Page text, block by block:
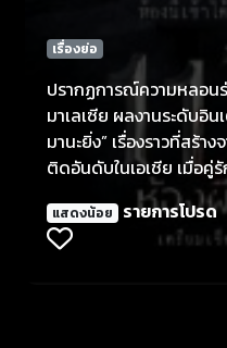
เรื่องย่อ
ปรากฏการณ์ความหลอน
มาเลเซีย ผลงานระดับอิ
มานะยิ่ง” เรื่องราวที่สร้า
ติดอันดับในเอเชีย เมื่อคู่
คิดว่าการเข้าพักในโรง
คาดไม่ถึง ห้อง 1174 คือ
ไม่ได้” เตรียมตัวให้พร้อ
แสดงน้อย รายการโปรด